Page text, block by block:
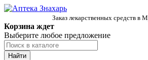
Заказ лекарственных средств в
Корзина ждет
Выберите любое предложение
Найти